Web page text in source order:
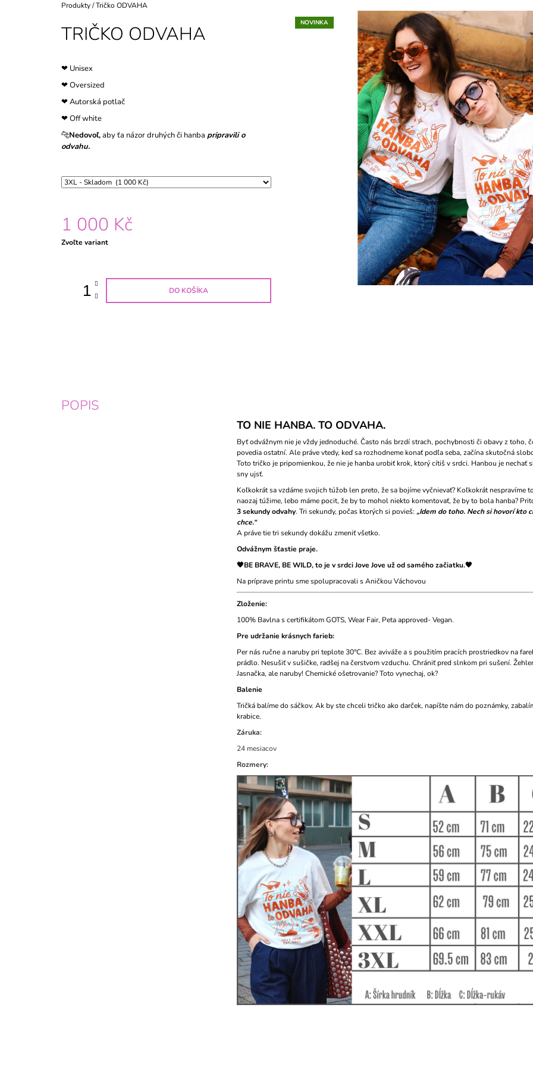
Domov
Produkty/Tričko ODVAHA
TRIČKO ODVAHA NOVINKA
❤︎ Unisex
❤︎ Oversized
❤︎ Autorská potlač
❤︎ Off white
🐆Nedovoľ,aby ťa názor druhých či hanba pripravili o
odvahu.
1 000 Kč
Jednotková
Zvoľte variant
DO KOŠÍKA
POPIS
TO NIE HANBA. TO ODVAHA.
Byť odvážnym nie je vždy jednoduché. Často nás brzdí strach, pochybnosti či obavy z toho,
povedia ostatní. Ale práve vtedy, keď sa rozhodneme konať podľa seba, začína skutočná
Toto tričko je pripomienkou, že nie je hanba urobiť krok, ktorý cítiš v srdci. Hanbou je nechať
sny ujsť.
Koľkokrát sa vzdáme svojich túžob len preto, že sa bojíme vyčnievať? Koľkokrát nespravíme
naozaj túžime, lebo máme pocit, že by to mohol niekto komentovať, že by to bola hanba?
3 sekundy odvahy. Tri sekundy, počas ktorých si povieš: „Idem do toho. Nech si hovorí kto
chce.“
A práve tie tri sekundy dokážu zmeniť všetko.
Odvážnym šťastie praje.
🧡BE BRAVE, BE WILD, to je v srdci Jove Jove už od samého začiatku.🧡
Na príprave printu sme spolupracovali s Aničkou Váchovou
Zloženie:
100% Bavlna s certifikátom GOTS, Wear Fair, Peta approved- Vegan.
Pre udržanie krásnych farieb:
Per nás ručne a naruby pri teplote 30°C. Bez aviváže a s použitím pracích prostriedkov na
prádlo. Nesušiť v sušičke, radšej na čerstvom vzduchu. Chrániť pred slnkom pri sušení.
Jasnačka, ale naruby! Chemické ošetrovanie? Toto vynechaj, ok?
Balenie
Tričká balíme do sáčkov. Ak by ste chceli tričko ako darček, napíšte nám do poznámky,
krabice.
Záruka:
24 mesiacov
Rozmery: